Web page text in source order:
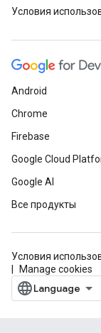
Условия
Android
Chrome
Firebase
Google Cloud
Google AI
Все продукты
Условия
Manage cookies